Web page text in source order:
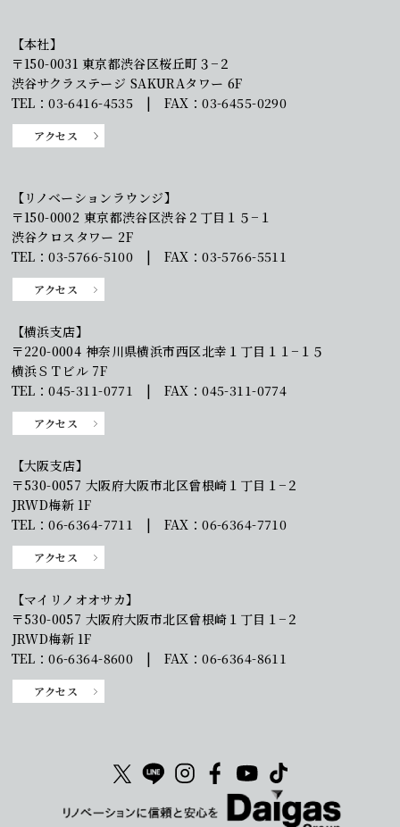
【本社】
〒150-0031 東京都渋谷区桜丘町３−２
渋谷サクラステージ SAKURAタワー 6F
TEL：03-6416-4535 | FAX：03-6455-0290
アクセス
【リノベーションラウンジ】
〒150-0002 東京都渋谷区渋谷２丁目１５−１
渋谷クロスタワー 2F
TEL：03-5766-5100 | FAX：03-5766-5511
アクセス
【横浜支店】
〒220-0004 神奈川県横浜市西区北幸１丁目１１−１５
横浜ＳＴビル 7F
TEL：045-311-0771 | FAX：045-311-0774
アクセス
【大阪支店】
〒530-0057 大阪府大阪市北区曾根崎１丁目１−２
JRWD梅新 1F
TEL：06-6364-7711 | FAX：06-6364-7710
アクセス
【マイリノオオサカ】
〒530-0057 大阪府大阪市北区曾根崎１丁目１−２
JRWD梅新 1F
TEL：06-6364-8600 | FAX：06-6364-8611
アクセス